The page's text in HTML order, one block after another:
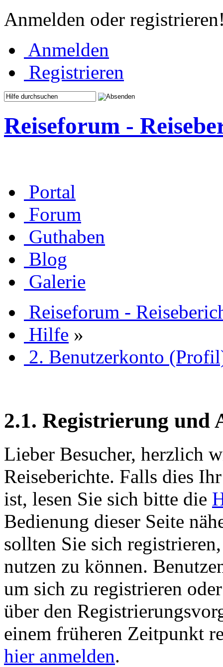
Anmelden oder
Anmelden
Registrieren
Reiseforum -
Portal
Forum
Guthaben
Blog
Galerie
Reiseforum -
Hilfe »
2. Benutzerkonto
2.1. Registrierung und
Lieber Besucher, herzlich
Reiseberichte. Falls dies
ist, lesen Sie sich bitte die
Bedienung dieser Seite
sollten Sie sich
nutzen zu können.
um sich zu registrieren
über den
einem früheren Zeitpunkt
hier anmelden.